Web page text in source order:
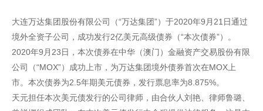
大连万达集团股份有限公司（“万达集团”）于2020年9月21日通过
境外全资子公司，成功发行2亿美元高级债券（“本次债券”）。
2020年9月23日，本次债券在中华（澳门）金融资产交易股份有限
公司（“MOX”）成功上市，为万达集团境外债券首次在MOX上
市。本次债券为2.5年期美元债券，发行票息率为8.875%。
天元担任本次美元债发行的公司律师，由合伙人刘艳、律师鲁璐、